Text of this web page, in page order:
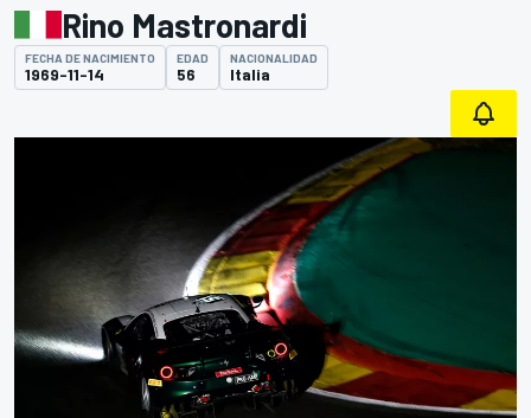
Rino Mastronardi
FECHA DE NACIMIENTO
1969-11-14
EDAD
56
NACIONALIDAD
Italia